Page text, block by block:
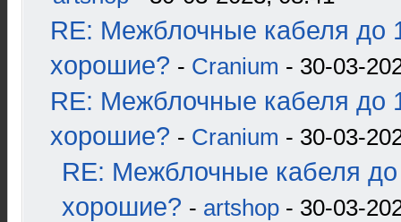
RE: Межблочные кабеля до
хорошие? - Cranium - 30-03-
RE: Межблочные кабеля до
хорошие? - Cranium - 30-03-
RE: Межблочные кабеля до
хорошие? - artshop - 30-03-